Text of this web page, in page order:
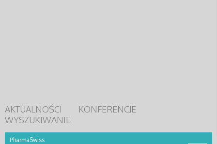
AKTUALNOŚCI
KONFERENCJE
WYSZUKIWANIE
PharmaSwiss